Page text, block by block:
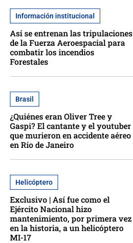
Información institucional
Así se entrenan las tripulaciones
de la Fuerza Aeroespacial para
combatir los incendios
Forestales
Brasil
¿Quiénes eran Oliver Tree y
Gaspi? El cantante y el youtuber
que murieron en accidente aéreo
en Río de Janeiro
Helicóptero
Exclusivo | Así fue como el
Ejército Nacional hizo
mantenimiento, por primera vez
en la historia, a un helicóptero
MI-17